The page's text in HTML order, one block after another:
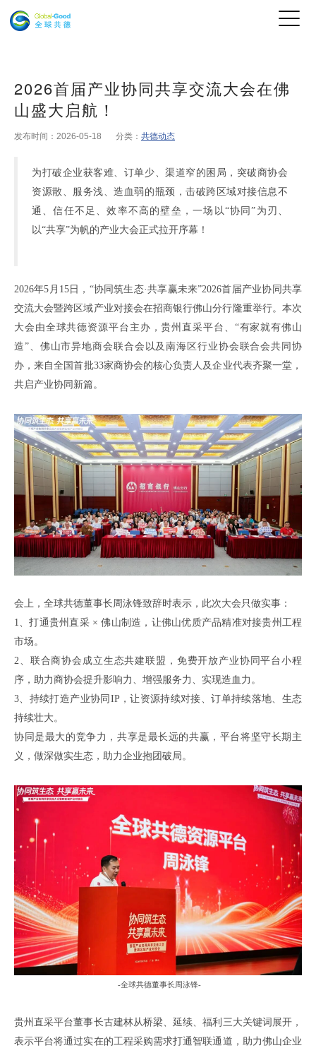
2026首届产业协同共享交流大会在佛
山盛大启航！
发布时间：2026-05-18 分类： 共德动态
为打破企业获客难、订单少、渠道窄的困局，突破商协会
资源散、服务浅、造血弱的瓶颈，击破跨区域对接信息不
通、信任不足、效率不高的壁垒，一场以“协同”为刃、
以“共享”为帆的产业大会正式拉开序幕！
2026年5月15日，“协同筑生态·共享赢未来”2026首届产业协同共享
交流大会暨跨区域产业对接会在招商银行佛山分行 隆重举行。本次
大会由全球共德资源平台 主办，贵州直采平台、 “有家就有佛山
造”、佛山市异地商会联合会 以及南海区行业协会联合会共同协
办，来自全国首批33家商协会的核心负责人及企业代表齐聚一堂，
共启产业协同新篇。
会上 ， 全球共德董事长周泳锋致辞时表示， 此次大会只做实事 ：
1、打通贵州直采 × 佛山制造，让佛山优质产品精准对接贵州工程
市场。
2、 联合商协会成立生态共建联盟，免费开放产业协同平台小程
序，助力商协会提升影响力、增强服务力、实现造血力。
3、 持续打造产业协同 IP，让资源持续对接、订单持续落地、生态
持续壮大。
协同是最大的竞争力，共享是最长远的共赢，平台将坚守长期主
义，做深做实生态，助力企业抱团破局。
-全球共德董事长周泳锋-
贵州直采平台董事长古建林从桥梁、 延续、福利三大关键词展开 ，
表示平台将通过实在的工程采购需求打通智联通道 ， 助力佛山企业